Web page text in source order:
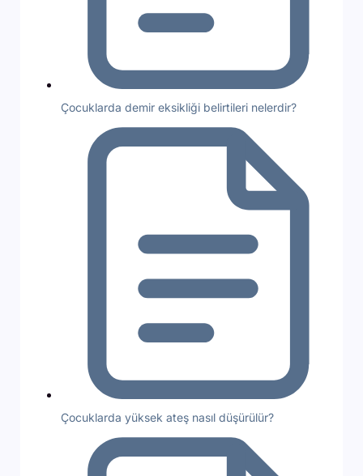
Çocuklarda demir eksikliği belirtileri nelerdir?
Çocuklarda yüksek ateş nasıl düşürülür?